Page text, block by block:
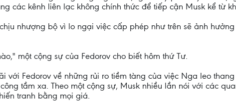
các kênh liên lạc không chính thức để tiếp cận Musk kể từ
nhượng bộ vì lo ngại việc cấp phép như trên sẽ ảnh
một cộng sự của Fedorov cho biết hôm thứ Tư.
với Fedorov về những rủi ro tiềm tàng của việc Nga leo
tầm xa. Theo một cộng sự, Musk nhiều lần nói với các
tranh bằng mọi giá.